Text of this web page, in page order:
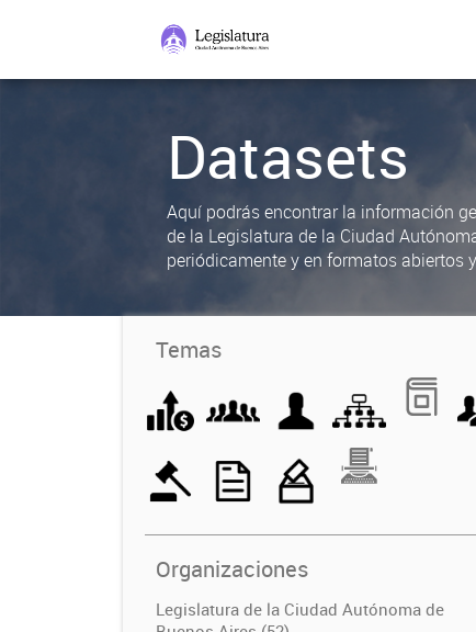
Datasets
Aquí podrás encontrar la información
de la Legislatura de la Ciudad
periódicamente y en formatos abiertos
Temas
Organizaciones
Legislatura de la Ciudad Autónoma de